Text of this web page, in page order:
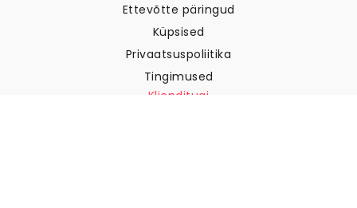
Ettevõtte päringud
Küpsised
Privaatsuspoliitika
Tingimused
Klienditugi